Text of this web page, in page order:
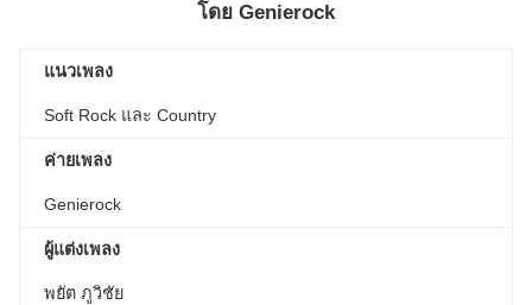
โดย Genierock
แนวเพลง
Soft Rock และ Country
ค่ายเพลง
Genierock
ผู้แต่งเพลง
พยัต ภูวิชัย